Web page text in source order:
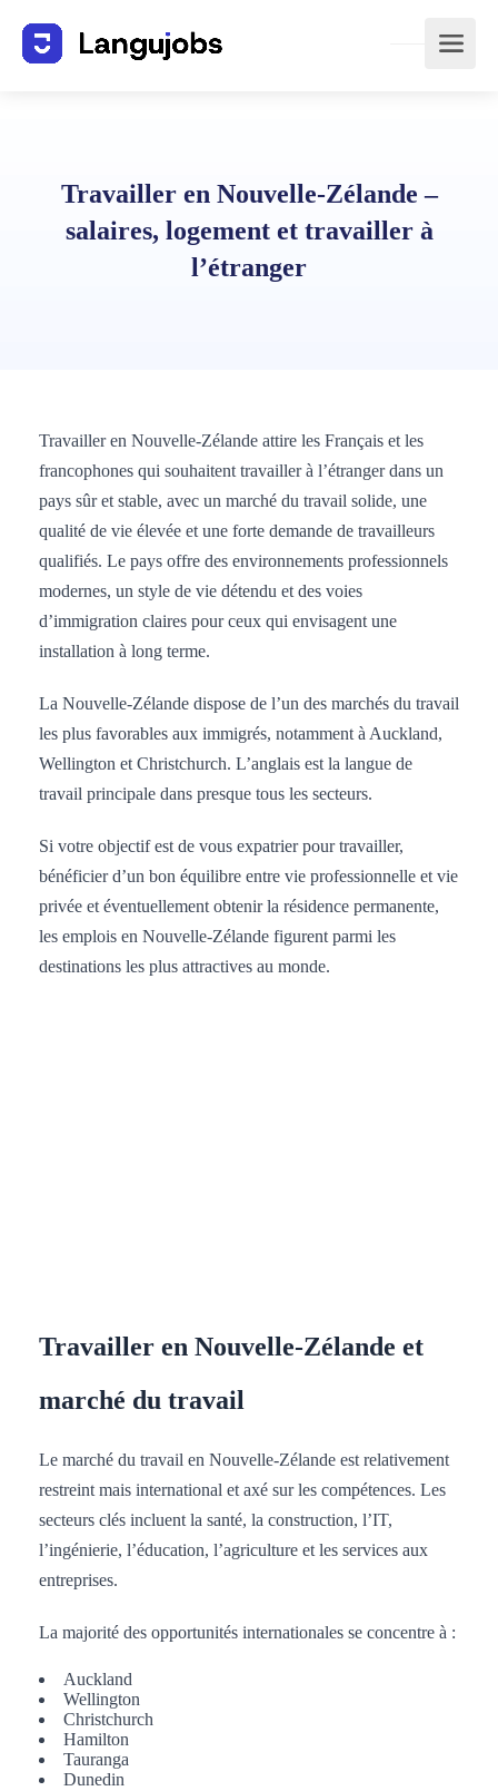
Travailler en Nouvelle-Zélande –
salaires, logement et travailler à
l’étranger
Travailler en Nouvelle-Zélande attire les Français et les
francophones qui souhaitent travailler à l’étranger dans un
pays sûr et stable, avec un marché du travail solide, une
qualité de vie élevée et une forte demande de travailleurs
qualifiés. Le pays offre des environnements professionnels
modernes, un style de vie détendu et des voies
d’immigration claires pour ceux qui envisagent une
installation à long terme.
La Nouvelle-Zélande dispose de l’un des marchés du travail
les plus favorables aux immigrés, notamment à Auckland,
Wellington et Christchurch. L’anglais est la langue de
travail principale dans presque tous les secteurs.
Si votre objectif est de vous expatrier pour travailler,
bénéficier d’un bon équilibre entre vie professionnelle et vie
privée et éventuellement obtenir la résidence permanente,
les emplois en Nouvelle-Zélande figurent parmi les
destinations les plus attractives au monde.
Travailler en Nouvelle-Zélande et
marché du travail
Le marché du travail en Nouvelle-Zélande est relativement
restreint mais international et axé sur les compétences. Les
secteurs clés incluent la santé, la construction, l’IT,
l’ingénierie, l’éducation, l’agriculture et les services aux
entreprises.
La majorité des opportunités internationales se concentre à :
Auckland
Wellington
Christchurch
Hamilton
Tauranga
Dunedin